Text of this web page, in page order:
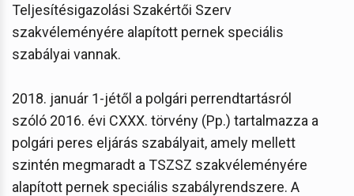
Teljesítésigazolási Szakértői Szerv
szakvéleményére alapított pernek speciális
szabályai vannak.
2018. január 1-jétől a polgári perrendtartásról
szóló 2016. évi CXXX. törvény (Pp.) tartalmazza a
polgári peres eljárás szabályait, amely mellett
szintén megmaradt a TSZSZ szakvéleményére
alapított pernek speciális szabályrendszere. A